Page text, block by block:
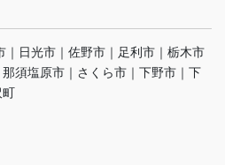
｜日光市｜佐野市｜足利市｜栃木市
須塩原市｜さくら市｜下野市｜下
町